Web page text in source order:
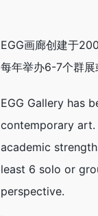
EGG画廊创建于
每年举办6-7个群
EGG Gallery has
contemporary art.
academic
least 6 solo or
perspective.